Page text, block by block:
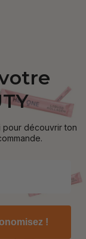
pour découvrir ton
!